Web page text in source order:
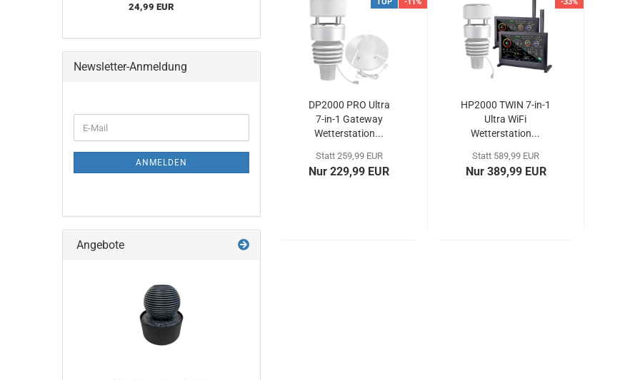
DP2000 PRO Ultra
7-in-1 Gateway
Wetterstation...
Statt 259,99 EUR
Nur 229,99 EUR
HP2000 TWIN 7-in-1
Ultra WiFi
Wetterstation...
Statt 589,99 EUR
Nur 389,99 EUR
24,99 EUR
Newsletter-Anmeldung
ZUR
E-
Mail
ANMELDEN
Angebote